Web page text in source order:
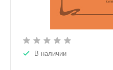
В наличии